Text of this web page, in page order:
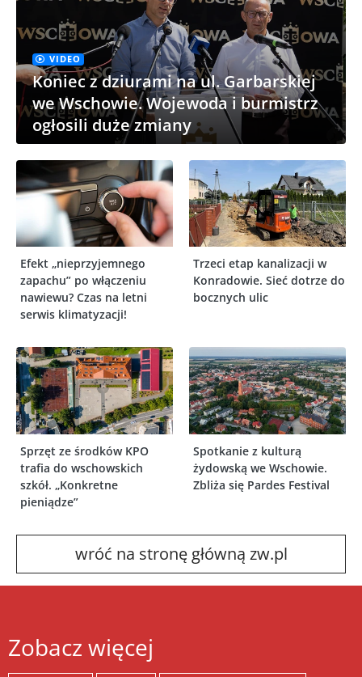
VIDEO
Koniec z dziurami na ul. Garbarskiej
we Wschowie. Wojewoda i burmistrz
ogłosili duże zmiany
Efekt „nieprzyjemnego
zapachu” po włączeniu
nawiewu? Czas na letni
serwis klimatyzacji!
Trzeci etap kanalizacji w
Konradowie. Sieć dotrze do
bocznych ulic
Sprzęt ze środków KPO
trafia do wschowskich
szkół. „Konkretne
pieniądze”
Spotkanie z kulturą
żydowską we Wschowie.
Zbliża się Pardes Festival
wróć na stronę główną zw.pl
Zobacz więcej